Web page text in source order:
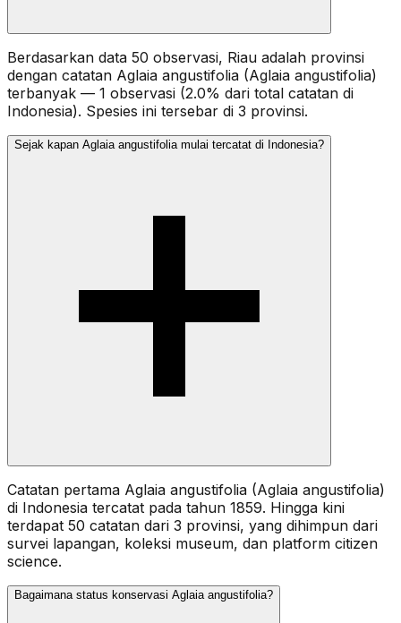
Berdasarkan data 50 observasi, Riau adalah provinsi
dengan catatan Aglaia angustifolia (Aglaia angustifolia)
terbanyak — 1 observasi (2.0% dari total catatan di
Indonesia). Spesies ini tersebar di 3 provinsi.
Sejak kapan Aglaia angustifolia mulai tercatat di Indonesia?
Catatan pertama Aglaia angustifolia (Aglaia angustifolia)
di Indonesia tercatat pada tahun 1859. Hingga kini
terdapat 50 catatan dari 3 provinsi, yang dihimpun dari
survei lapangan, koleksi museum, dan platform citizen
science.
Bagaimana status konservasi Aglaia angustifolia?